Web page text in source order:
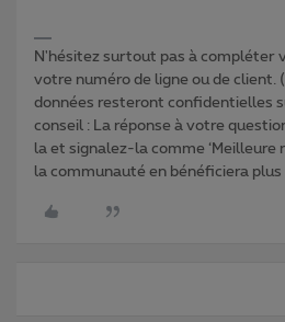
N'hésitez surtout pas à compléter
votre numéro de ligne ou de client.
données resteront confidentielles
conseil : La réponse à votre
la et signalez-la comme ‘Meilleure
la communauté en bénéficiera